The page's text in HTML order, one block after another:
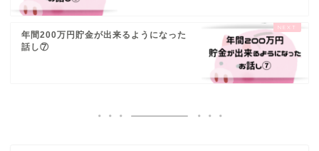
年間200万円貯金が出来るようになった
話し⑦